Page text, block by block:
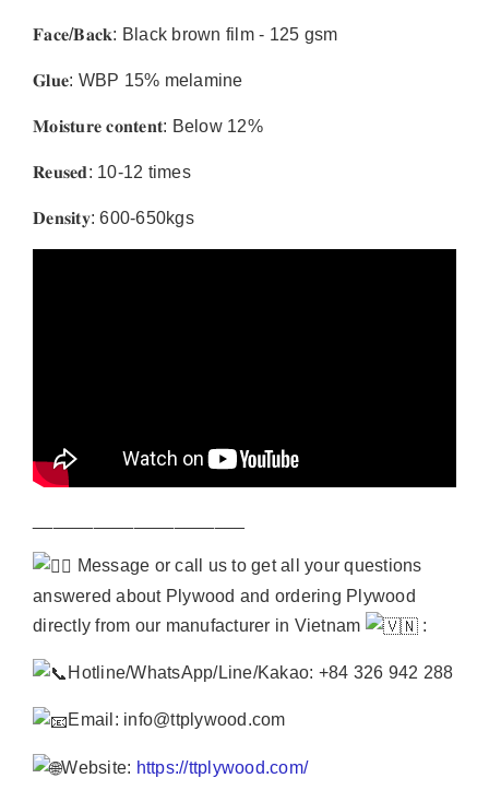
𝐅𝐚𝐜𝐞/𝐁𝐚𝐜𝐤: Black brown film - 125 gsm
𝐆𝐥𝐮𝐞: WBP 15% melamine
𝐌𝐨𝐢𝐬𝐭𝐮𝐫𝐞 𝐜𝐨𝐧𝐭𝐞𝐧𝐭: Below 12%
𝐑𝐞𝐮𝐬𝐞𝐝: 10-12 times
𝐃𝐞𝐧𝐬𝐢𝐭𝐲: 600-650kgs
Message or call us to get all your questions
answered about Plywood and ordering Plywood
directly from our manufacturer in Vietnam
:
Hotline/WhatsApp/Line/Kakao: +84 326 942 288
Email: info@ttplywood.com
Website: https://ttplywood.com/